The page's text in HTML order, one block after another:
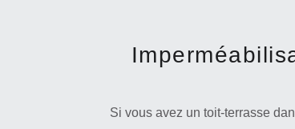
Si vous avez un toit-terrasse